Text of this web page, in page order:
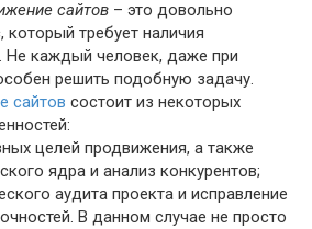
сайтов – это довольно
требует наличия
Не каждый человек, даже при
решить подобную задачу.
сайтов состоит из некоторых
целей продвижения, а также
ядра и анализ конкурентов;
аудита проекта и исправление
В данном случае не просто